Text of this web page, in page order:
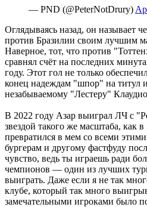
— PND (@PeterNotDrury)
Оглядываясь назад, он называет
против Бразилии своим лучшим
Наверное, тот, что против
сравнял счёт на последних
году. Этот гол не только
конец надеждам "шпор" на титул
незабываемому "Лестеру"
В 2022 году Азар выиграл ЛЧ с
звездой такого же масштаба, как
превратился в мем со всеми
бургерам и другому фастфуду
чувство, ведь ты играешь ради
чемпионов — один из лучших
выиграть. Даже если я не так
клубе, который так много
замечательными игроками было